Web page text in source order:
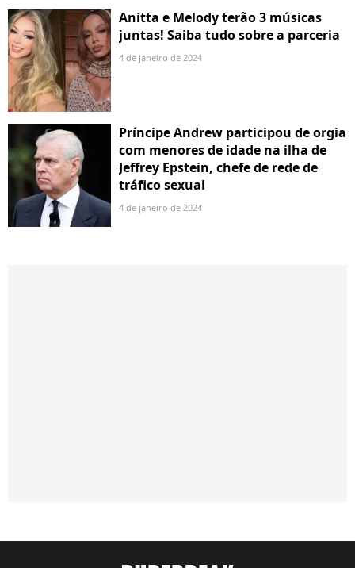
Anitta e Melody terão 3 músicas
juntas! Saiba tudo sobre a parceria
4 de janeiro de 2024
Príncipe Andrew participou de orgia
com menores de idade na ilha de
Jeffrey Epstein, chefe de rede de
tráfico sexual
4 de janeiro de 2024